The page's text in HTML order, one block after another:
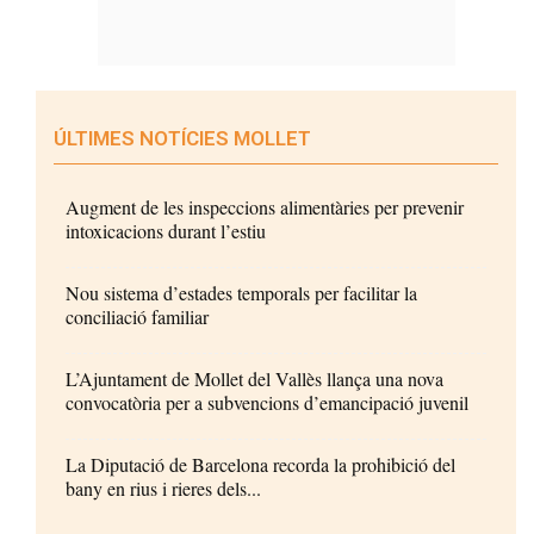
ÚLTIMES NOTÍCIES MOLLET
Augment de les inspeccions alimentàries per prevenir
intoxicacions durant l’estiu
Nou sistema d’estades temporals per facilitar la
conciliació familiar
L’Ajuntament de Mollet del Vallès llança una nova
convocatòria per a subvencions d’emancipació juvenil
La Diputació de Barcelona recorda la prohibició del
bany en rius i rieres dels...